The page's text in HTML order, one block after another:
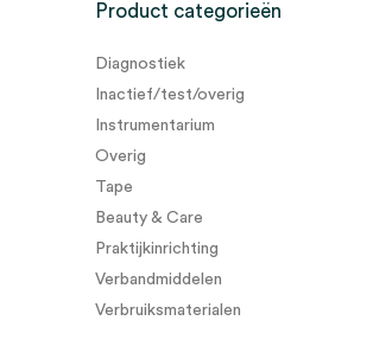
Product categorieën
Diagnostiek
Inactief/test/overig
Instrumentarium
Overig
Tape
Beauty & Care
Praktijkinrichting
Verbandmiddelen
Verbruiksmaterialen